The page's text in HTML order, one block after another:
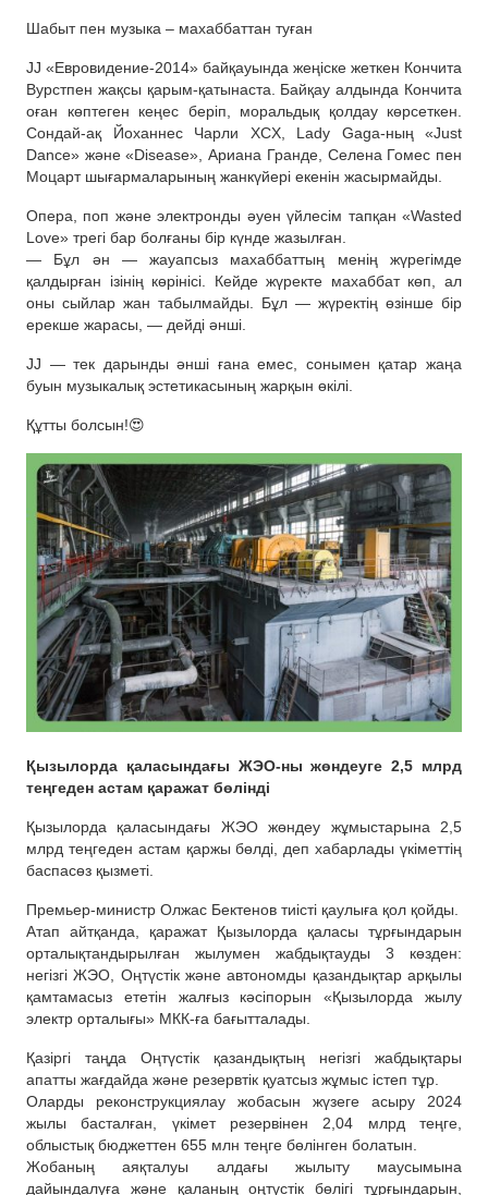
Шабыт пен музыка – махаббаттан туған
JJ «Евровидение-2014» байқауында жеңіске жеткен Кончита
Вурстпен жақсы қарым-қатынаста. Байқау алдында Кончита
оған көптеген кеңес беріп, моральдық қолдау көрсеткен.
Сондай-ақ Йоханнес Чарли XCX, Lady Gaga-ның «Just
Dance» және «Disease», Ариана Гранде, Селена Гомес пен
Моцарт шығармаларының жанкүйері екенін жасырмайды.
Опера, поп және электронды әуен үйлесім тапқан «Wasted
Love» трегі бар болғаны бір күнде жазылған.
— Бұл ән — жауапсыз махаббаттың менің жүрегімде
қалдырған ізінің көрінісі. Кейде жүректе махаббат көп, ал
оны сыйлар жан табылмайды. Бұл — жүректің өзінше бір
ерекше жарасы, — дейді әнші.
JJ — тек дарынды әнші ғана емес, сонымен қатар жаңа
буын музыкалық эстетикасының жарқын өкілі.
Құтты болсын!😍
Қызылорда қаласындағы ЖЭО-ны жөндеуге 2,5 млрд
теңгеден астам қаражат бөлінді
Қызылорда қаласындағы ЖЭО жөндеу жұмыстарына 2,5
млрд теңгеден астам қаржы бөлді, деп хабарлады үкіметтің
баспасөз қызметі.
Премьер-министр Олжас Бектенов тиісті қаулыға қол қойды.
Атап айтқанда, қаражат Қызылорда қаласы тұрғындарын
орталықтандырылған жылумен жабдықтауды 3 көзден:
негізгі ЖЭО, Оңтүстік және автономды қазандықтар арқылы
қамтамасыз ететін жалғыз кәсіпорын «Қызылорда жылу
электр орталығы» МКК-ға бағытталады.
Қазіргі таңда Оңтүстік қазандықтың негізгі жабдықтары
апатты жағдайда және резервтік қуатсыз жұмыс істеп тұр.
Оларды реконструкциялау жобасын жүзеге асыру 2024
жылы басталған, үкімет резервінен 2,04 млрд теңге,
облыстық бюджеттен 655 млн теңге бөлінген болатын.
Жобаның аяқталуы алдағы жылыту маусымына
дайындалуға және қаланың оңтүстік бөлігі тұрғындарын,